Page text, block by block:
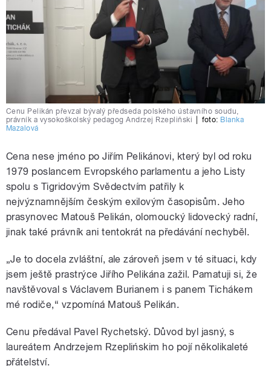
Cenu Pelikán převzal bývalý předseda polského ústavního soudu,
právník a vysokoškolský pedagog Andrzej Rzepliňski
foto: Blanka
Mazalová
Cena nese jméno po Jiřím Pelikánovi, který byl od roku
1979 poslancem Evropského parlamentu a jeho Listy
spolu s Tigridovým Svědectvím patřily k
nejvýznamnějším českým exilovým časopisům. Jeho
prasynovec Matouš Pelikán, olomoucký lidovecký radní,
jinak také právník ani tentokrát na předávání nechyběl.
„Je to docela zvláštní, ale zároveň jsem v té situaci, kdy
jsem ještě prastrýce Jiřího Pelikána zažil. Pamatuji si, že
navštěvoval s Václavem Burianem i s panem Tichákem
mé rodiče,“ vzpomíná Matouš Pelikán.
Cenu předával Pavel Rychetský. Důvod byl jasný, s
laureátem Andrzejem Rzeplińskim ho pojí několikaleté
přátelství.